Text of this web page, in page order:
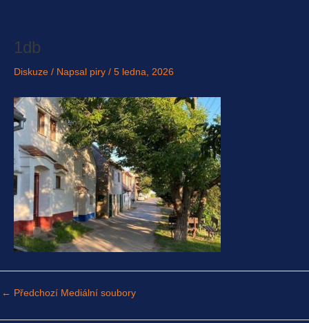
1db
Diskuze / Napsal piry / 5 ledna, 2026
← Předchozí Mediální soubory